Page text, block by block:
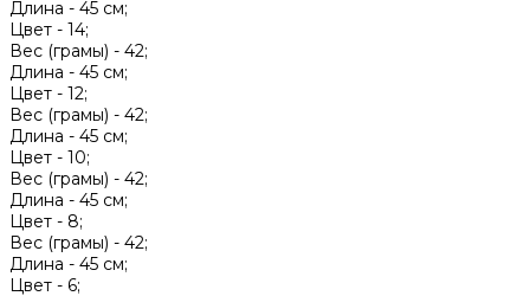
Длина - 45 см;
Цвет - 14;
Вес (грамы) - 42;
Длина - 45 см;
Цвет - 12;
Вес (грамы) - 42;
Длина - 45 см;
Цвет - 10;
Вес (грамы) - 42;
Длина - 45 см;
Цвет - 8;
Вес (грамы) - 42;
Длина - 45 см;
Цвет - 6;